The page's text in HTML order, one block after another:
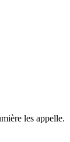
les appelle.